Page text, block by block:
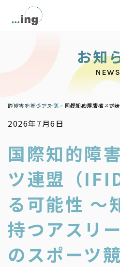
お知
NEWS
TOP -お知らせ一覧 -
国際知的障害者スポーツ連盟（IFID）が広げる可能性 ～知的障害を持つアスリートのためのスポ
2026年7月6日
国際知的障
ツ連盟（
る可能性 ～
持つアスリ
のスポーツ